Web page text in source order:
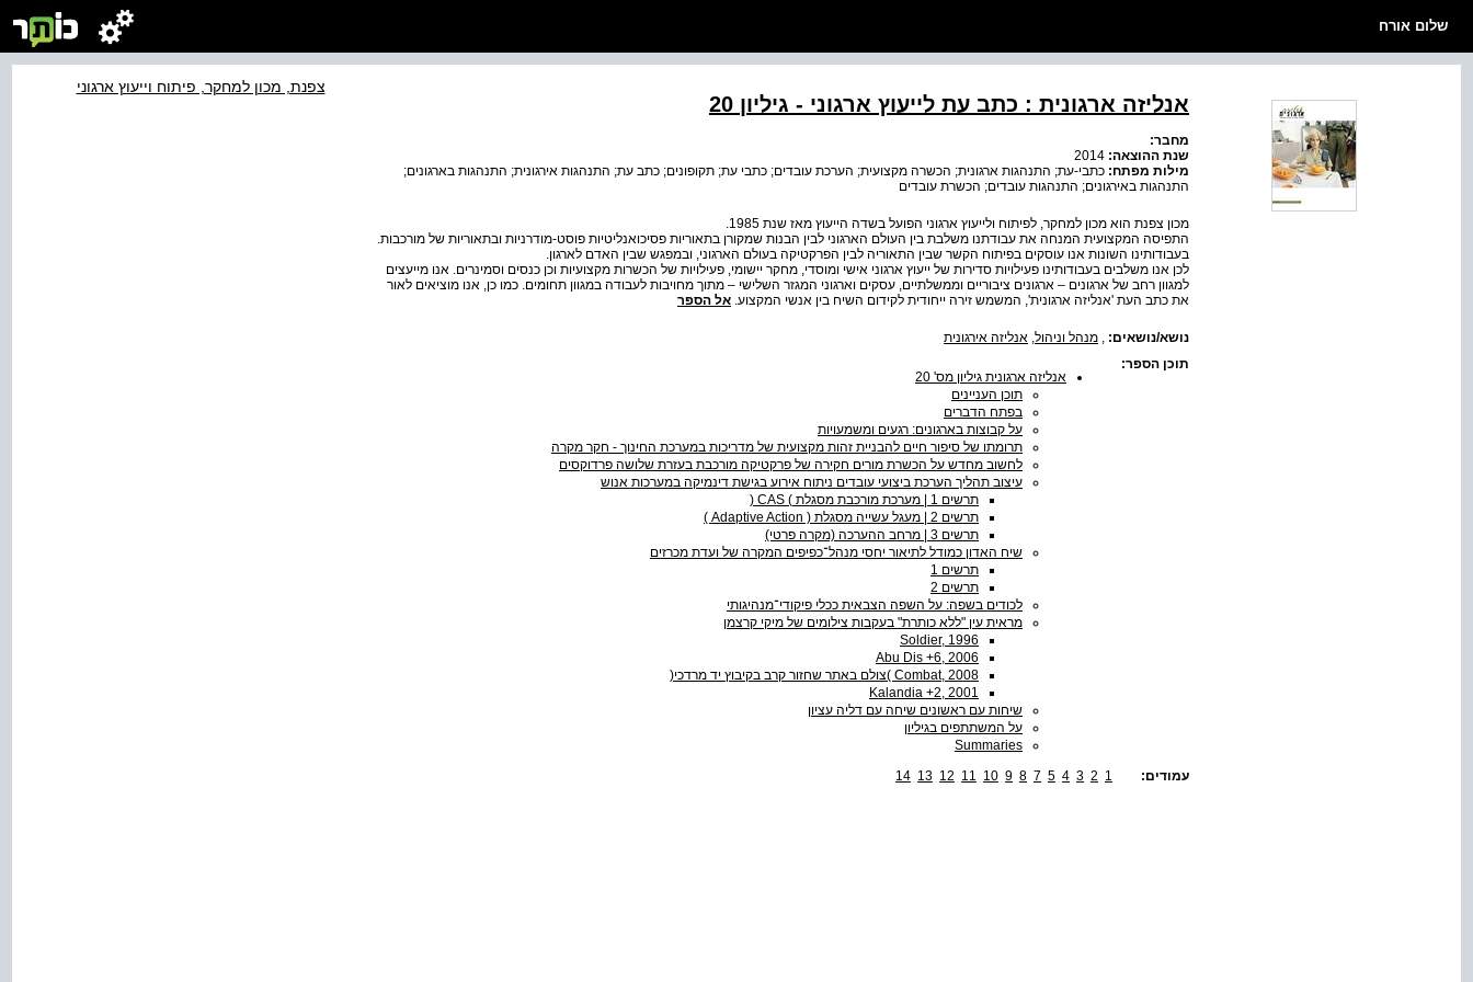
שלום אורח
אנליזה ארגונית : כתב עת לייעוץ ארגוני - גיליון 20
מחבר:
שנת ההוצאה:
מילות מפתח: כתבי-עת; התנהגות ארגונית; הכשרה מקצועית; הערכת עובדים; כתבי עת; תקופונים; כתב עת; התנהגות אירגונית; התנהגות בארגונים;
התנהגות באירגונים; התנהגות עובדים; הכשרת עובדים
מכון צפנת הוא מכון למחקר, לפיתוח ולייעוץ ארגוני הפועל בשדה הייעוץ מאז שנת 1985.
התפיסה המקצועית המנחה את עבודתנו משלבת בין העולם הארגוני לבין הבנות שמקורן בתאוריות פסיכואנליטיות פוסט-מודרניות ובתאוריות של מורכבות.
בעבודותינו השונות אנו עוסקים בפיתוח הקשר שבין התאוריה לבין הפרקטיקה בעולם הארגוני, ובמפגש שבין האדם לארגון.
לכן אנו משלבים בעבודותינו פעילויות סדירות של ייעוץ ארגוני אישי ומוסדי, מחקר יישומי, פעילויות של הכשרות מקצועיות וכן כנסים וסמינרים. אנו מייעצים
למגוון רחב של ארגונים – ארגונים ציבוריים וממשלתיים, עסקים וארגוני המגזר השלישי – מתוך מחויבות לעבודה במגוון תחומים. כמו כן, אנו מוציאים לאור
את כתב העת 'אנליזה ארגונית', המשמש זירה ייחודית לקידום השיח בין אנשי המקצוע. אל הספר
נושא/נושאים: מנהל וניהול אנליזה אירגונית
תוכן הספר:
אנליזה ארגונית גיליון מס' 20
תוכן העניינים
בפתח הדברים
על קבוצות בארגונים: רגעים ומשמעויות
תרומתו של סיפור חיים להבניית זהות מקצועית של מדריכות במערכת החינוך - חקר מקרה
לחשוב מחדש על הכשרת מורים חקירה של פרקטיקה מורכבת בעזרת שלושה פרדוקסים
עיצוב תהליך הערכת ביצועי עובדים ניתוח אירוע בגישת דינמיקה במערכות אנוש
תרשים ‭| 1‬ מערכת מורכבת מסגלת ‭) CAS (‬
תרשים ‭| 2‬ מעגל עשייה מסגלת ‭( Adaptive Action )‬
תרשים ‭| 3‬ מרחב ההערכה (מקרה פרטי)
שיח האדון כמודל לתיאור יחסי מנהל־כפיפים המקרה של ועדת מכרזים
תרשים 1
תרשים 2
לכודים בשפה: על השפה הצבאית ככלי פיקודי־מנהיגותי
מראית עין "ללא כותרת" בעקבות צילומים של מיקי קרצמן
‭Soldier, 1996‬
‭Abu Dis +6, 2006‬
‭Combat, 2008‬ )צולם באתר שחזור קרב בקיבוץ יד מרדכי(
‭Kalandia +2, 2001‬
שיחות עם ראשונים שיחה עם דליה עציון
על המשתתפים בגיליון
Summaries
צפנת, מכון למחקר, פיתוח וייעוץ ארגוני
עמודים: 1
2
3
4
5
7
8
9
10
11
12
13
14